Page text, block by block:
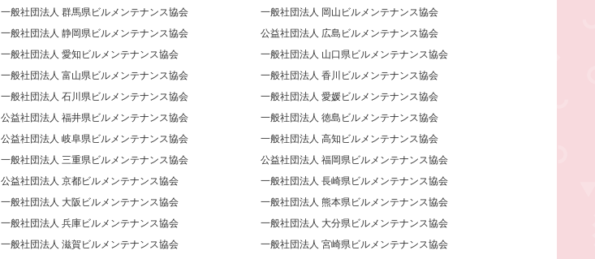
一般社団法人 群馬県ビルメンテナンス協会
一般社団法人 静岡県ビルメンテナンス協会
一般社団法人 愛知ビルメンテナンス協会
一般社団法人 富山県ビルメンテナンス協会
一般社団法人 石川県ビルメンテナンス協会
公益社団法人 福井県ビルメンテナンス協会
公益社団法人 岐阜県ビルメンテナンス協会
一般社団法人 三重県ビルメンテナンス協会
公益社団法人 京都ビルメンテナンス協会
一般社団法人 大阪ビルメンテナンス協会
一般社団法人 兵庫ビルメンテナンス協会
一般社団法人 滋賀ビルメンテナンス協会
一般社団法人 岡山ビルメンテナンス協会
公益社団法人 広島ビルメンテナンス協会
一般社団法人 山口県ビルメンテナンス協会
一般社団法人 香川ビルメンテナンス協会
一般社団法人 愛媛ビルメンテナンス協会
一般社団法人 徳島ビルメンテナンス協会
一般社団法人 高知ビルメンテナンス協会
公益社団法人 福岡県ビルメンテナンス協会
一般社団法人 長崎県ビルメンテナンス協会
一般社団法人 熊本県ビルメンテナンス協会
一般社団法人 大分県ビルメンテナンス協会
一般社団法人 宮崎県ビルメンテナンス協会